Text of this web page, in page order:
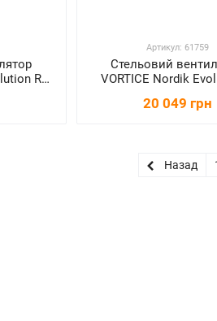
R
Артикул: 61759
Стельовий
VORTICE Nordik
20 049 грн
Назад